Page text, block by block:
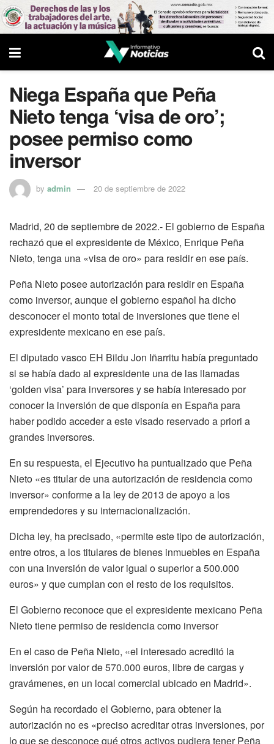
Niega España que Peña
Nieto tenga ‘visa de oro’;
posee permiso como
inversor
by admin 20 de septiembre de 2022
Madrid, 20 de septiembre de 2022.- El gobierno de España
rechazó que el expresidente de México, Enrique Peña
Nieto, tenga una «visa de oro» para residir en ese país.
Peña Nieto posee autorización para residir en España
como inversor, aunque el gobierno español ha dicho
desconocer el monto total de inversiones que tiene el
expresidente mexicano en ese país.
El diputado vasco EH Bildu Jon Iñarritu había preguntado
si se había dado al expresidente una de las llamadas
‘golden visa’ para inversores y se había interesado por
conocer la inversión de que disponía en España para
haber podido acceder a este visado reservado a priori a
grandes inversores.
En su respuesta, el Ejecutivo ha puntualizado que Peña
Nieto «es titular de una autorización de residencia como
inversor» conforme a la ley de 2013 de apoyo a los
emprendedores y su internacionalización.
Dicha ley, ha precisado, «permite este tipo de autorización,
entre otros, a los titulares de bienes inmuebles en España
con una inversión de valor igual o superior a 500.000
euros» y que cumplan con el resto de los requisitos.
El Gobierno reconoce que el expresidente mexicano Peña
Nieto tiene permiso de residencia como inversor
En el caso de Peña Nieto, «el interesado acreditó la
inversión por valor de 570.000 euros, libre de cargas y
gravámenes, en un local comercial ubicado en Madrid».
Según ha recordado el Gobierno, para obtener la
autorización no es «preciso acreditar otras inversiones, por
lo que se desconoce qué otros activos pudiera tener Peña